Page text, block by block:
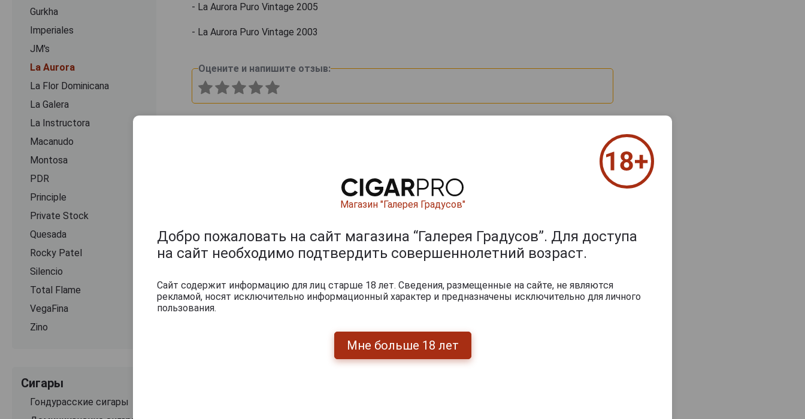
Gurkha
Imperiales
JM's
La Aurora
La Flor Dominicana
La Galera
La Instructora
Macanudo
Montosa
PDR
Principle
Private Stock
Quesada
Rocky Patel
Silencio
Total Flame
VegaFina
Zino
Сигары
Гондурасские сигары
- Lа Aurora Puro Vintage 2005
- Lа Aurora Puro Vintage 2003
Оцените и напишите отзыв:
0из 2000 знаков
Магазин "Галерея Градусов"
Добро пожаловать на сайт магазина “Галерея Градусов”. Для доступа
на сайт необходимо подтвердить совершеннолетний возраст.
Сайт содержит информацию для лиц старше 18 лет. Сведения, размещенные на сайте, не являются
рекламой, носят исключительно информационный характер и предназначены исключительно для личного
пользования.
Мне больше 18 лет